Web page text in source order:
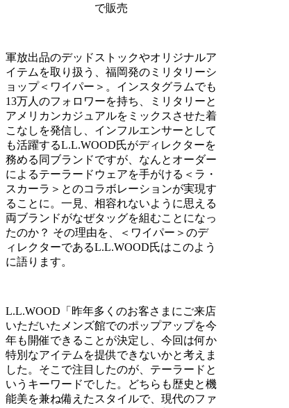
で販売
軍放出品のデッドストックやオリジナルア
イテムを取り扱う、福岡発のミリタリーシ
ョップ＜ワイパー＞。インスタグラムでも
13万人のフォロワーを持ち、ミリタリーと
アメリカンカジュアルをミックスさせた着
こなしを発信し、インフルエンサーとして
も活躍するL.L.WOOD氏がディレクターを
務める同ブランドですが、なんとオーダー
によるテーラードウェアを手がける＜ラ・
スカーラ＞とのコラボレーションが実現す
ることに。一見、相容れないように思える
両ブランドがなぜタッグを組むことになっ
たのか？ その理由を、＜ワイパー＞のデ
ィレクターであるL.L.WOOD氏はこのよう
に語ります。
L.L.WOOD 「昨年多くのお客さまにご来店
いただいたメンズ館でのポップアップを今
年も開催できることが決定し、今回は何か
特別なアイテムを提供できないかと考えま
した。そこで注目したのが、テーラードと
いうキーワードでした。どちらも歴史と機
能美を兼ね備えたスタイルで、現代のファ